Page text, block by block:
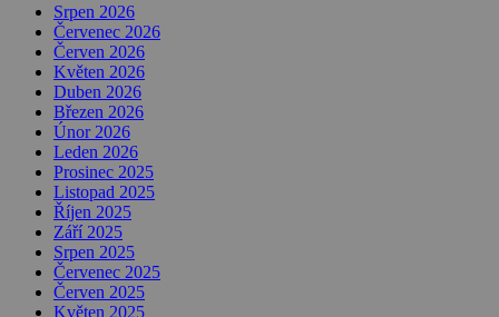
Srpen 2026
Červenec 2026
Červen 2026
Květen 2026
Duben 2026
Březen 2026
Únor 2026
Leden 2026
Prosinec 2025
Listopad 2025
Říjen 2025
Září 2025
Srpen 2025
Červenec 2025
Červen 2025
Květen 2025